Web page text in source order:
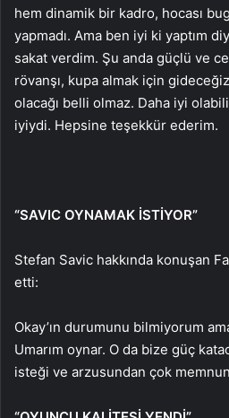
hem dinamik bir kadro, hocası
yapmadı. Ama ben iyi ki yaptım
sakat verdim. Şu anda güçlü ve
rövanşı, kupa almak için
olacağı belli olmaz. Daha iyi
iyiydi. Hepsine teşekkür ederim.
“SAVIC OYNAMAK İSTİYOR”
Stefan Savic hakkında konuşan
etti:
Okay’ın durumunu bilmiyorum
Umarım oynar. O da bize güç
isteği ve arzusundan çok